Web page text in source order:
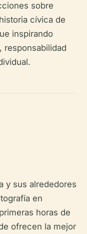
sobre
cívica de
inspirando
responsabilidad
y sus alrededores
en
horas de
ofrecen la mejor